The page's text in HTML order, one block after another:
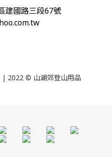
建國路三段67號
| 2022 © 山湖郊登山用品